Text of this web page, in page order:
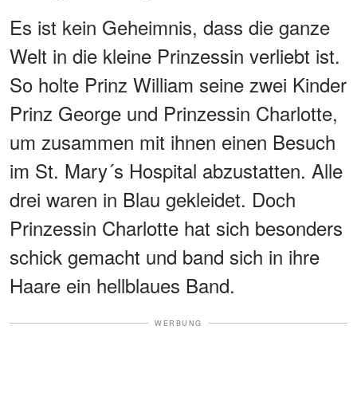
Es ist kein Geheimnis, dass die ganze
Welt in die kleine Prinzessin verliebt ist.
So holte Prinz William seine zwei Kinder
Prinz George und Prinzessin Charlotte,
um zusammen mit ihnen einen Besuch
im St. Mary´s Hospital abzustatten. Alle
drei waren in Blau gekleidet. Doch
Prinzessin Charlotte hat sich besonders
schick gemacht und band sich in ihre
Haare ein hellblaues Band.
WERBUNG